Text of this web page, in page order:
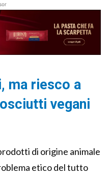
ma riesco a
vegani
di origine animale
etico del tutto